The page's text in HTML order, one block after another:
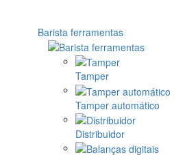
Barista ferramentas
Tamper
Tamper automático
Distribuidor